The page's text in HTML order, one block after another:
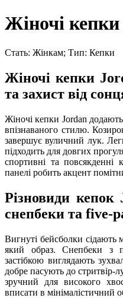
Жіночі
Стать: Жінкам; Тип: Кепки
Жіночі кепки
та захист від
Жіночі кепки Jordan
впізнаваного стилю.
завершує вуличний лук.
підходить для довгих
спортивні та повсякденні
панелі робить акцент
Різновиди
снепбеки та five-
Вигнуті бейсболки сідають
який образ. Снепбеки з
застібкою виглядають
добре пасують до стритвір-
зручний для високого
вписати в мінімалістичний